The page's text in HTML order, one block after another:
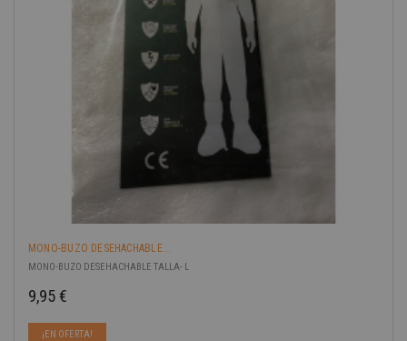
MONO-BUZO DESEHACHABLE...
MONO-BUZO DESEHACHABLE TALLA- L
9,95 €
¡EN OFERTA!